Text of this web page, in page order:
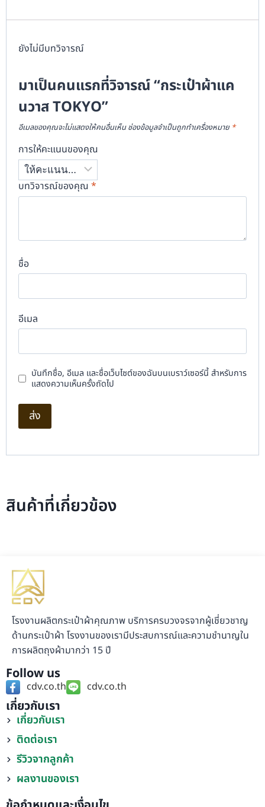
ยังไม่มีบทวิจารณ์
มาเป็นคนแรกที่วิจารณ์ “กระเป๋าผ้าแค
นวาส TOKYO”
อีเมลของคุณจะไม่แสดงให้คนอื่นเห็น ช่องข้อมูลจำเป็นถูกทำเครื่องหมาย *
การให้คะแนนของคุณ
บทวิจารณ์ของคุณ *
ชื่อ
อีเมล
บันทึกชื่อ, อีเมล และชื่อเว็บไซต์ของฉันบนเบราว์เซอร์นี้ สำหรับการ
แสดงความเห็นครั้งถัดไป
สินค้าที่เกี่ยวข้อง
โรงงานผลิตกระเป๋าผ้าคุณภาพ บริการครบวงจรจากผู้เชี่ยวชาญ
ด้านกระเป๋าผ้า โรงงานของเรามีประสบการณ์และความชำนาญใน
การผลิตถุงผ้ามากว่า 15 ปี
Follow us
cdv.co.th cdv.co.th
เกี่ยวกับเรา
เกี่ยวกับเรา
ติดต่อเรา
รีวิวจากลูกค้า
ผลงานของเรา